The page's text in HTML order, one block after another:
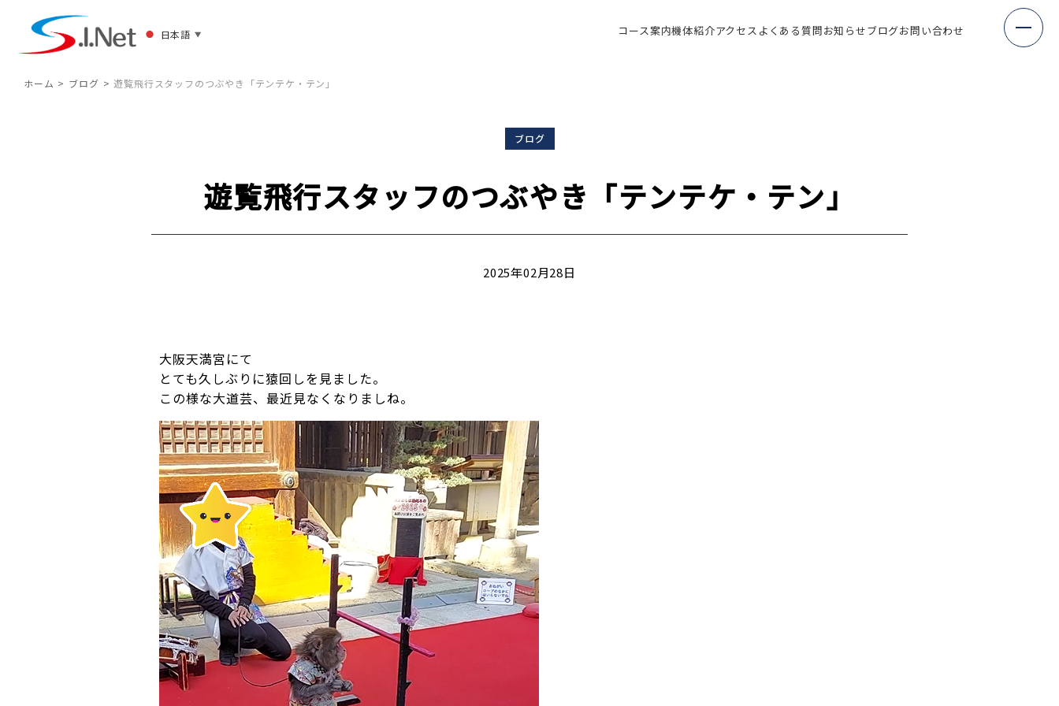
日本語 ▼ コース案内機体紹介アクセス よくある質問お知らせブログお問い合わせ
ホーム ブログ 遊覧飛行スタッフのつぶやき「テンテケ・テン」
ブログ
遊覧飛行スタッフのつぶやき「テンテケ・テン」
2025年02月28日
大阪天満宮にて
とても久しぶりに猿回しを見ました。
この様な大道芸、最近見なくなりましね。